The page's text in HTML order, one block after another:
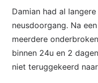
Damian had al
neusdoorgang. Na
meerdere
binnen 24u en 2
niet teruggekeerd